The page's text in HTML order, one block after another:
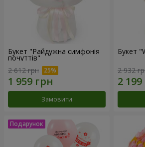
Букет "Райдужна симфонія
почуттів"
2 612 грн
Замовити
Букет
2 932